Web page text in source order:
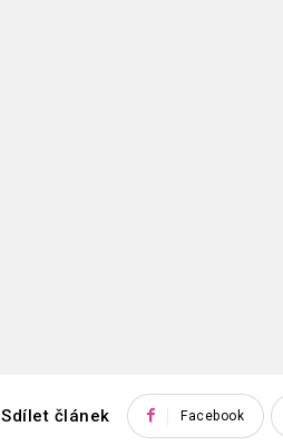
Sdílet článek Facebook